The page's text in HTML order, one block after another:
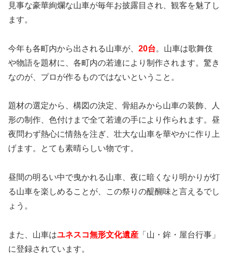
見事な豪華絢爛な山車が毎年お披露目され、観客を魅了し
ます。
今年も各町内から出される山車が、 20台。山車は歌舞伎
や物語を題材に、各町内の若連により制作されます。驚き
なのが、プロが作るものではないということ。
題材の選定から、構図の決定、骨組みから山車の装飾、人
形の制作、色付けまで全て若連の手により作られます。昼
夜問わず熱心に情熱を注ぎ、壮大な山車を華やかに作り上
げます。とても素晴らしい物です。
昼間の明るい中で曳かれる山車、夜に暗くなり明かりが灯
る山車を楽しめることが、この祭りの醍醐味と言えるでし
ょう。
また、山車はユネスコ無形文化遺産 「山・鉾・屋台行事」
に登録されています。